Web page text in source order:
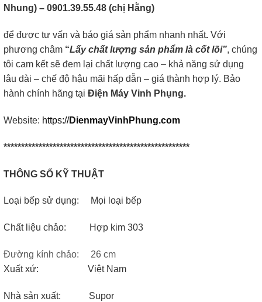
Nhung) – 0901.39.55.48 (chị Hằng)
để được tư vấn và báo giá sản phẩm nhanh nhất. Với
phương châm “Lấy chất lượng sản phẩm là cốt lõi”, chúng
tôi cam kết sẽ đem lại chất lượng cao – khả năng sử dụng
lâu dài – chế độ hậu mãi hấp dẫn – giá thành hợp lý. Bảo
hành chính hãng tại Điện Máy Vinh Phụng.
Website: https://DienmayVinhPhung.com
*****************************************************
THÔNG SỐ KỸ THUẬT
Loại bếp sử dụng: Mọi loại bếp
Chất liệu chảo: Hợp kim 303
Đường kính chảo: 26 cm
Xuất xứ: Việt Nam
Nhà sản xuất: Supor